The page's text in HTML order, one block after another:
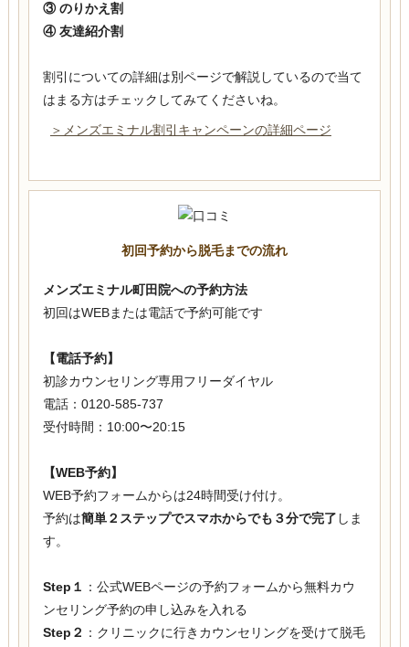
③ のりかえ割
④ 友達紹介割
割引についての詳細は別ページで解説しているので当て
はまる方はチェックしてみてくださいね。
＞メンズエミナル割引キャンペーンの詳細ページ
初回予約から脱毛までの流れ
メンズエミナル町田院への予約方法
初回はWEBまたは電話で予約可能です
【電話予約】
初診カウンセリング専用フリーダイヤル
電話：0120-585-737
受付時間：10:00〜20:15
【WEB予約】
WEB予約フォームからは24時間受け付け。
予約は簡単２ステップでスマホからでも３分で完了 しま
す。
Step１ ：公式WEBページの予約フォームから無料カウ
ンセリング予約の申し込みを入れる
Step２ ：クリニックに行きカウンセリングを受けて脱毛